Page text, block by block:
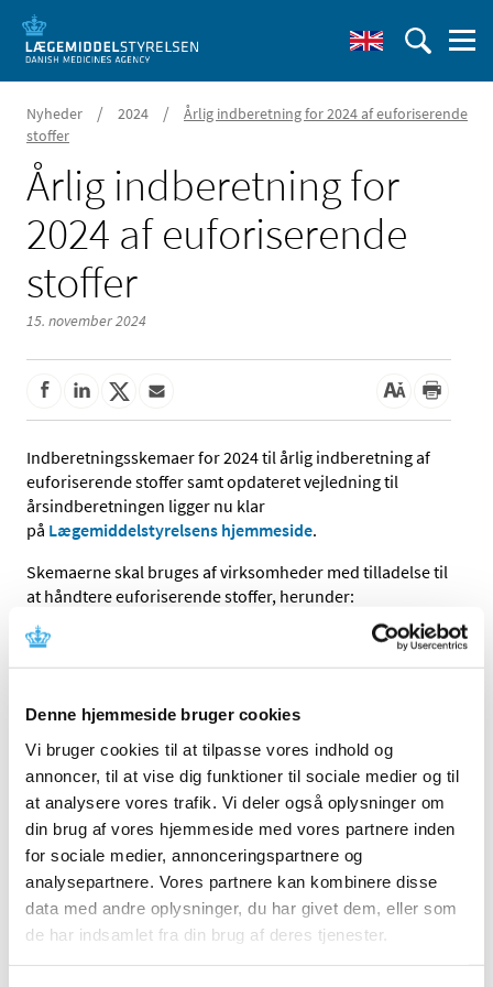
Denne hjemmeside bruger cookies
Vi bruger cookies til at tilpasse vores indhold og
annoncer, til at vise dig funktioner til sociale medier og til
at analysere vores trafik. Vi deler også oplysninger om
din brug af vores hjemmeside med vores partnere inden
for sociale medier, annonceringspartnere og
analysepartnere. Vores partnere kan kombinere disse
data med andre oplysninger, du har givet dem, eller som
de har indsamlet fra din brug af deres tjenester.
Nyheder / 2024 /
Årlig indberetning for 2024 af euforiserende
stoffer
Årlig indberetning for
2024 af euforiserende
stoffer
15. november 2024
Indberetningsskemaer for 2024 til årlig indberetning af
euforiserende stoffer samt opdateret vejledning til
årsindberetningen ligger nu klar
på Lægemiddelstyrelsens hjemmeside.
Skemaerne skal bruges af virksomheder med tilladelse til
at håndtere euforiserende stoffer, herunder:
tilladelse til virksomhed med euforiserende stoffer
tilladelse til dyrkning og håndtering af cannabis
brug (udviklingsordningen)
apoteker, herunder sygehusapoteker, der har
importeret eller eksporteret euforiserende stoffer i
2024
Der findes ét indberetningsskema for hver af de 3
ovennævnte typer af virksomhedstilladelser.
Deadline for indberetning ersenest den 31. januar 2025.
For at hjælpe med at undgå nogle af de hyppige fejl vi ser